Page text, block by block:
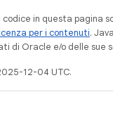
in questa pagina
per i contenuti.
di Oracle e/o delle sue
12-04 UTC.